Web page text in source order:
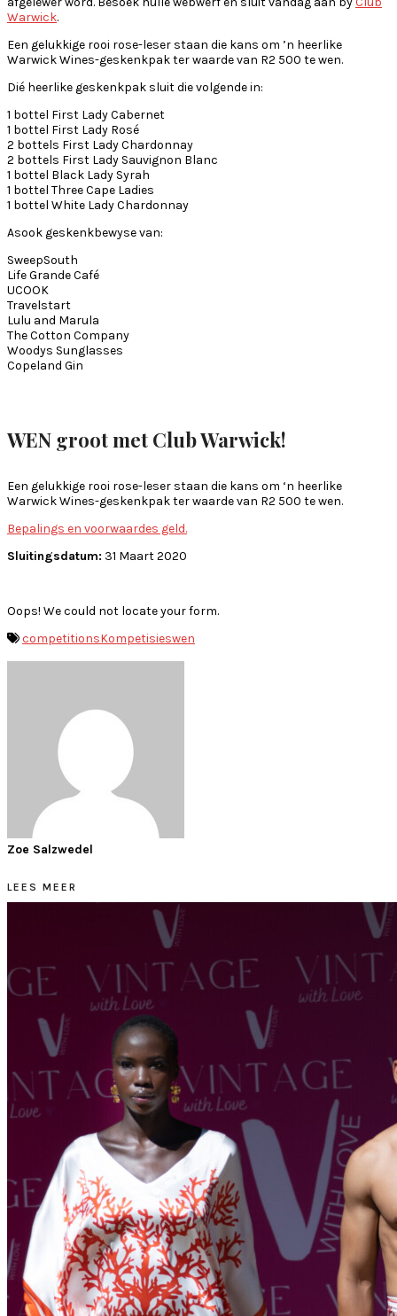
Warwick.
Een gelukkige rooi rose-leser staan die kans om ’n heerlike
Warwick Wines-geskenkpak ter waarde van R2 500 te wen.
Dié heerlike geskenkpak sluit die volgende in:
1 bottel First Lady Cabernet
1 bottel First Lady Rosé
2 bottels First Lady Chardonnay
2 bottels First Lady Sauvignon Blanc
1 bottel Black Lady Syrah
1 bottel Three Cape Ladies
1 bottel White Lady Chardonnay
Asook geskenkbewyse van:
SweepSouth
Life Grande Café
UCOOK
Travelstart
Lulu and Marula
The Cotton Company
Woodys Sunglasses
Copeland Gin
WEN groot met Club Warwick!
Een gelukkige rooi rose-leser staan die kans om ‘n heerlike
Warwick Wines-geskenkpak ter waarde van R2 500 te wen.
Bepalings en voorwaardes geld.
Sluitingsdatum: 31 Maart 2020
Oops! We could not locate your form.
competitionsKompetisieswen
Zoe Salzwedel
LEES MEER